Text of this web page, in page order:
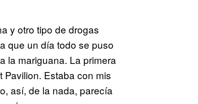
y otro tipo de drogas
que un día todo se puso
la mariguana. La primera
Estaba con mis
así, de la nada, parecía